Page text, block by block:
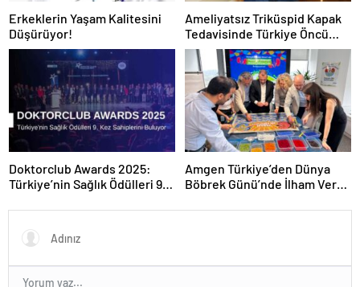
Erkeklerin Yaşam Kalitesini
Düşürüyor!
Ameliyatsız Triküspid Kapak
Tedavisinde Türkiye Öncü
Konumda
Doktorclub Awards 2025:
Türkiye’nin Sağlık Ödülleri 9.
Amgen Türkiye’den Dünya
Böbrek Günü’nde İlham Veren
Bütündür”